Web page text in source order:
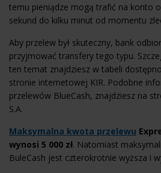
temu pieniądze mogą trafić na konto
sekund do kilku minut od momentu
Aby przelew był skuteczny, bank
przyjmować transfery tego typu.
ten temat znajdziesz w tabeli
stronie internetowej KIR. Podobne
przelewów BlueCash, znajdziesz na
S.A.
Maksymalna kwota przelewu
wynosi 5 000 zł. Natomiast
BuleCash jest czterokrotnie wyższa i